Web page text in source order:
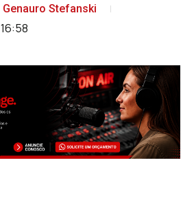
Genauro Stefanski
16:58